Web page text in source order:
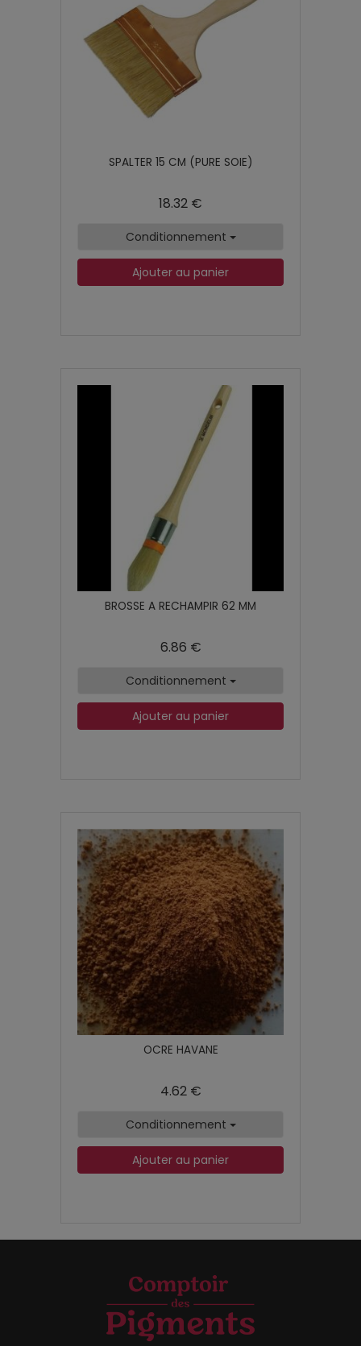
SPALTER 15 CM (PURE SOIE)
18.32 €
Conditionnement
Ajouter au panier
BROSSE A RECHAMPIR 62 MM
6.86 €
Conditionnement
Ajouter au panier
OCRE HAVANE
4.62 €
Conditionnement
Ajouter au panier